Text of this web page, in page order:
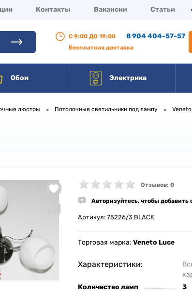
Контакты Вакансии Статьи
С 9:00 ДО 19:00 8 904 404-57-57
Бесплатная доставка
Обои Электрика
люстры • Потолочные светильники под лампу •
Отзывов: 0
Авторизуйтесь, чтобы добавить
Артикул: 75226/3 BLACK
Торговая марка: Veneto Luce
Характеристики:
Количество ламп
3